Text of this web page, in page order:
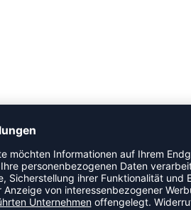
und fühlt sich angenehm und weich
des Aufwärmens. An den